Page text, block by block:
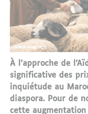
À l’approche de
significative des
inquiétude au
diaspora. Pour de
cette